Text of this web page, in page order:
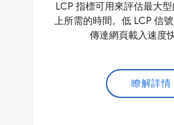
LCP 指標可用來評估最大
上所需的時間。低 LCP 信
傳達網頁載入速度
瞭解詳情